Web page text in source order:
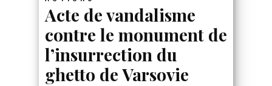
Acte de vandalisme
contre le monument de
l’insurrection du
ghetto de Varsovie